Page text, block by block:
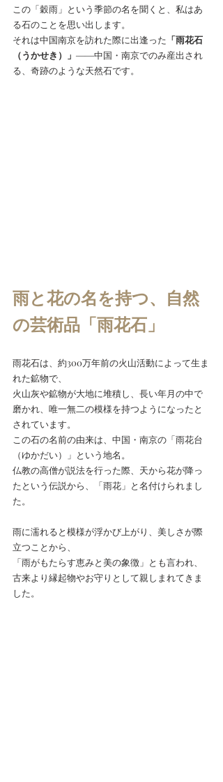
この「穀雨」という季節の名を聞くと、私はあ
る石のことを思い出します。
それは中国南京を訪れた際に出逢った 「雨花石
（うかせき）」 ――中国・南京でのみ産出され
る、奇跡のような天然石です。
雨と花の名を持つ、自然
の芸術品「雨花石」
雨花石は、約300万年前の火山活動によって生ま
れた鉱物で、
火山灰や鉱物が大地に堆積し、長い年月の中で
磨かれ、唯一無二の模様を持つようになったと
されています。
この石の名前の由来は、中国・南京の「雨花台
（ゆかだい）」という地名。
仏教の高僧が説法を行った際、天から花が降っ
たという伝説から、「雨花」と名付けられまし
た。
雨に濡れると模様が浮かび上がり、美しさが際
立つことから、
「雨がもたらす恵みと美の象徴」とも言われ、
古来より縁起物やお守りとして親しまれてきま
した。